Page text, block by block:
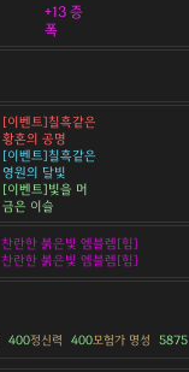
+13 증
폭
[이벤트]칠흑같은
황혼의 공명
[이벤트]칠흑같은
영원의 달빛
[이벤트]빛을 머
금은 이슬
찬란한 붉은빛 엠블렘[힘]
찬란한 붉은빛 엠블렘[힘]
400정신력 400모험가 명성 5875